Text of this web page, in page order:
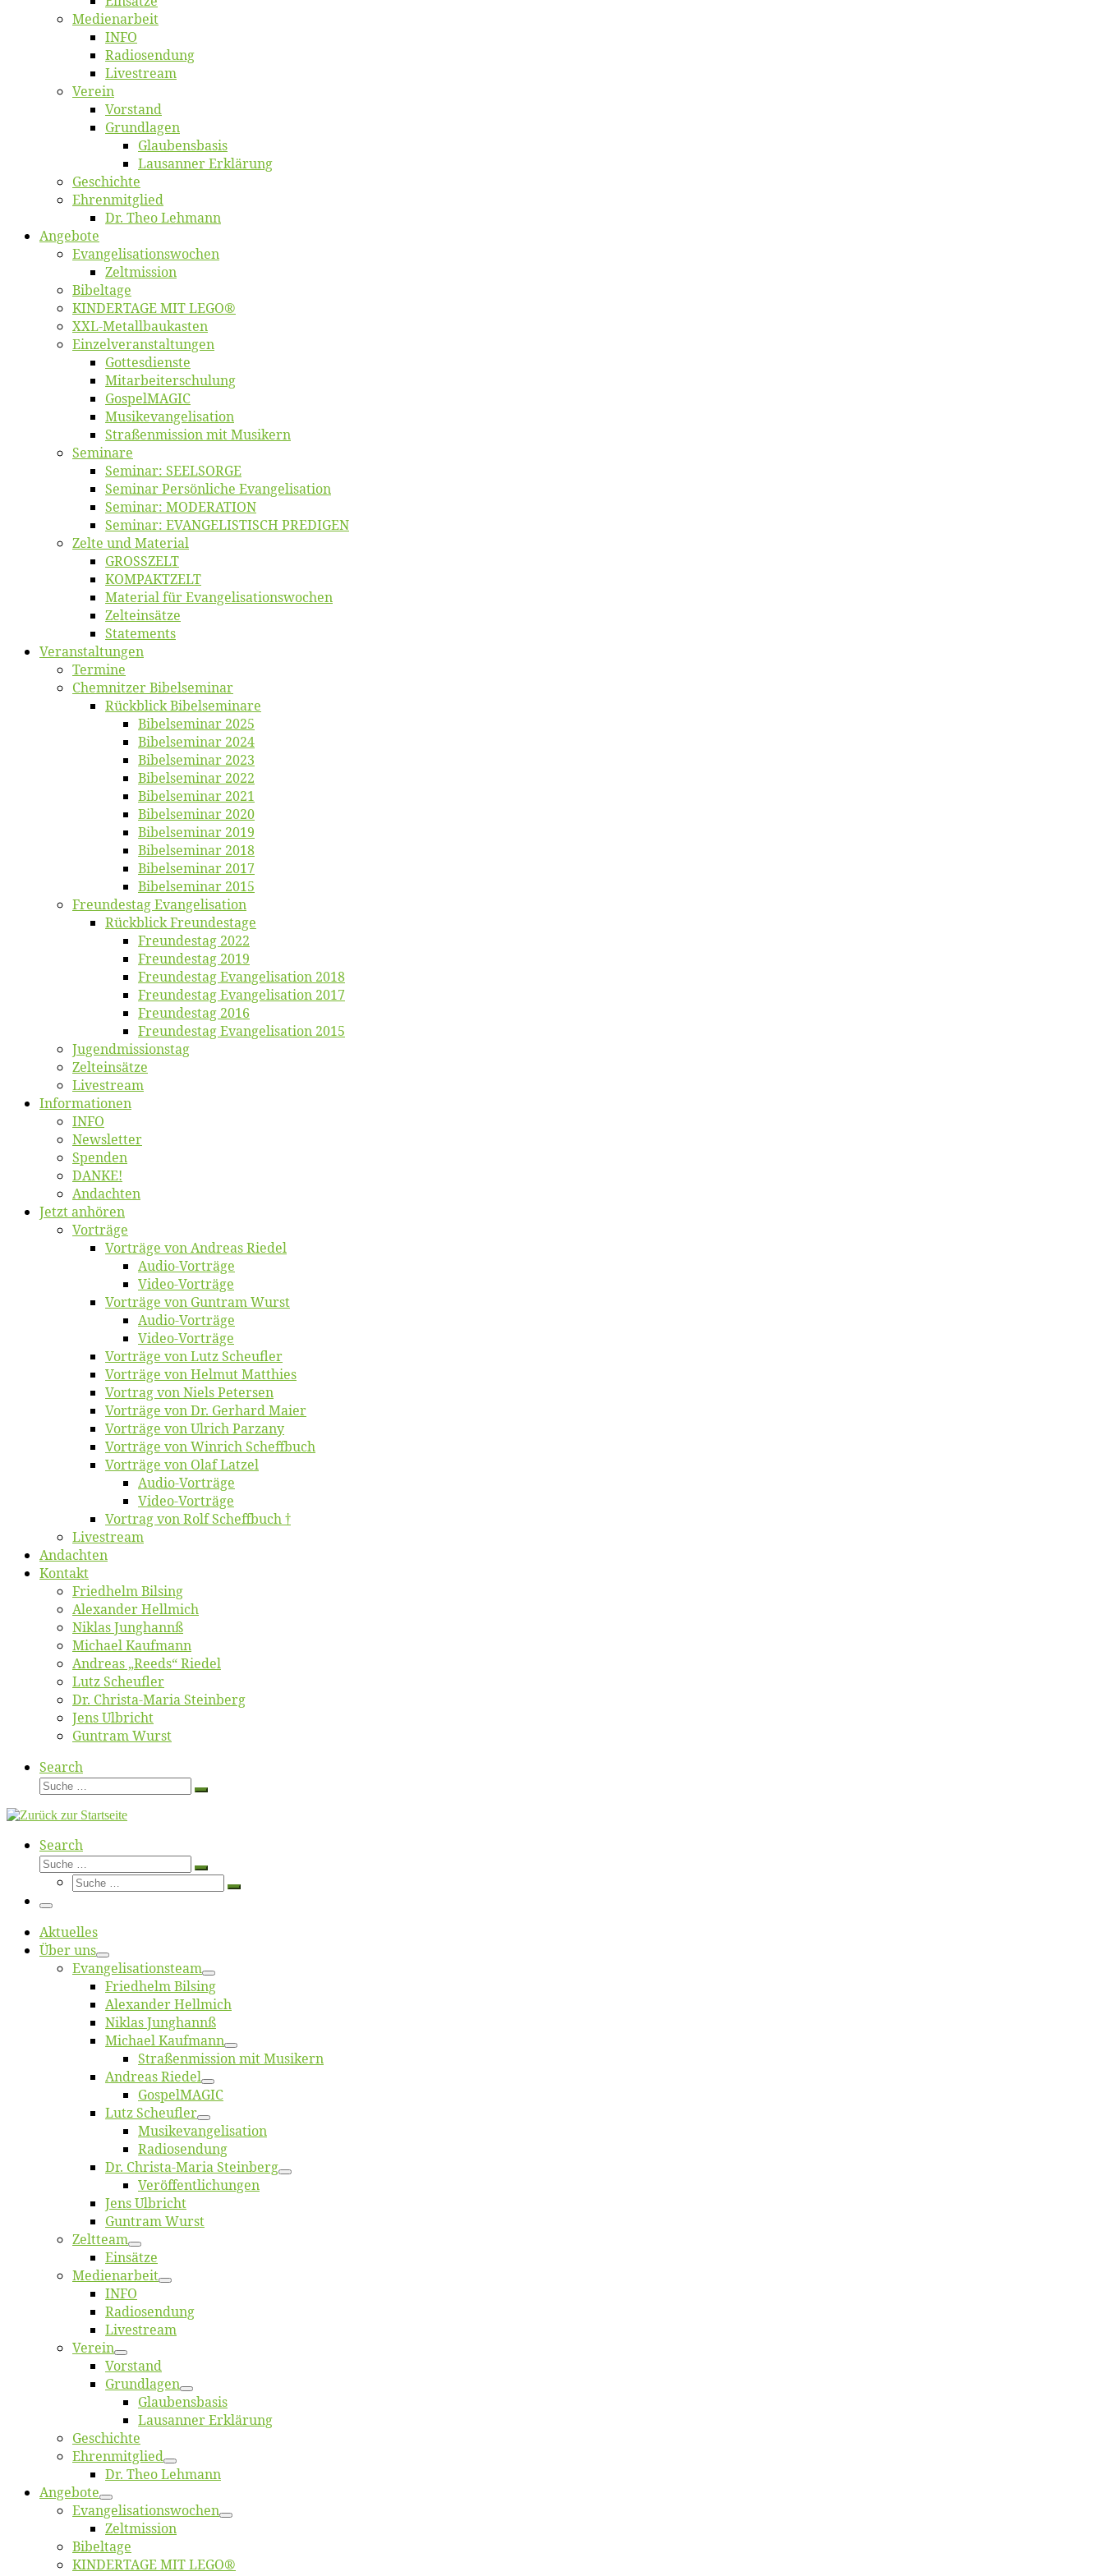
Me­di­en­ar­beit
INFO
Ra­dio­sen­dung
Live­stream
Ver­ein
Vor­stand
Grund­la­gen
Glaubens­ba­sis
Lausan­ner Erklärung
Ge­schich­te
Eh­ren­mit­glied
Dr. Theo Lehmann
An­ge­bo­te
Evangelisa­tions­wo­chen
Zelt­mis­si­on
Bi­bel­ta­ge
KINDERTAGE MIT LEGO®
XXL-Me­­tal­l­­bau­­kas­­ten
Einzelver­an­stal­tungen
Got­tes­diens­te
Mitarbeiter­schulung
Gos­pel­MA­GIC
Musikevan­ge­li­sa­tion
Straßenmis­sion mit Musikern
Se­mi­na­re
Se­mi­nar: SEELSORGE
Se­mi­nar Per­sön­li­che Evangelisation
Se­mi­nar: MODERATION
Se­mi­nar: EVANGELISTISCH PREDIGEN
Zel­te und Material
GROSSZELT
KOMPAKTZELT
Ma­te­ri­al für Evangelisationswochen
Zelt­ein­sät­ze
State­ments
Ver­an­stal­tun­gen
Ter­mi­ne
Chemnit­zer Bibelseminar
Rück­blick Bibelseminare
Bi­bel­se­mi­nar 2025
Bi­bel­se­mi­nar 2024
Bi­bel­se­mi­nar 2023
Bi­bel­se­mi­nar 2022
Bi­bel­se­mi­nar 2021
Bi­bel­se­mi­nar 2020
Bi­bel­se­mi­nar 2019
Bi­bel­se­mi­nar 2018
Bibelsemi­nar 2017
Bibelsemi­nar 2015
Freun­des­tag Evangelisation
Rück­blick Freundestage
Freun­des­tag 2022
Freun­des­tag 2019
Freun­des­tag Evan­ge­li­sa­ti­on 2018
Freun­des­tag Evan­ge­li­sa­ti­on 2017
Freun­des­tag 2016
Freun­des­tag Evan­ge­li­sa­ti­on 2015
Jugend­mis­sions­tag
Zelt­ein­sät­ze
Live­stream
Informatio­nen
INFO
News­let­ter
Spen­den
DANKE!
An­dach­ten
Jetzt an­hö­ren
Vor­trä­ge
Vor­trä­ge von An­dre­as Riedel
Au­dio-Vor­trä­ge
Vi­deo-Vor­trä­ge
Vor­trä­ge von Gun­tram Wurst
Au­dio-Vor­trä­ge
Vi­deo-Vor­trä­ge
Vor­trä­ge von Lutz Scheufler
Vor­trä­ge von Hel­mut Matthies
Vor­trag von Niels Petersen
Vor­trä­ge von Dr. Ger­hard Maier
Vor­trä­ge von Ul­rich Parzany
Vor­trä­ge von Win­rich Scheffbuch
Vor­trä­ge von Olaf Latzel
Au­dio-Vor­trä­ge
Vi­deo-Vor­trä­ge
Vor­trag von Rolf Scheffbuch †
Live­stream
An­dach­ten
Kon­takt
Fried­helm Bilsing
Alex­an­der Hellmich
Ni­klas Junghannß
Mi­cha­el Kaufmann
An­dre­as „Reeds“ Riedel
Lutz Scheuf­ler
Dr. Chris­­ta-Ma­ria Steinberg
Jens Ulb­richt
Gun­tram Wurst
Search
Suche
Suche
Search
Suche
Suche
Suche
Suche
Menü
Ak­tu­el­les
Über uns
Evangelisa­tions­team
Fried­helm Bilsing
Alex­an­der Hellmich
Ni­klas Junghannß
Mi­cha­el Kaufmann
Straßenmis­sion mit Musikern
An­dre­as Riedel
Gos­pel­MA­GIC
Lutz Scheuf­ler
Musikevan­ge­li­sa­tion
Ra­dio­sen­dung
Dr. Chris­­ta-Ma­ria Steinberg
Ver­öf­fent­li­chun­gen
Jens Ulb­richt
Gun­tram Wurst
Zelt­team
Ein­sät­ze
Me­di­en­ar­beit
INFO
Ra­dio­sen­dung
Live­stream
Ver­ein
Vor­stand
Grund­la­gen
Glaubens­ba­sis
Lausan­ner Erklärung
Ge­schich­te
Eh­ren­mit­glied
Dr. Theo Lehmann
An­ge­bo­te
Evangelisa­tions­wo­chen
Zelt­mis­si­on
Bi­bel­ta­ge
KINDERTAGE MIT LEGO®